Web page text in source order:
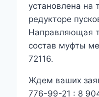
установлена на
редукторе
Направляющая
состав муфты
72116.
Ждем ваших
776-99-21 : 8